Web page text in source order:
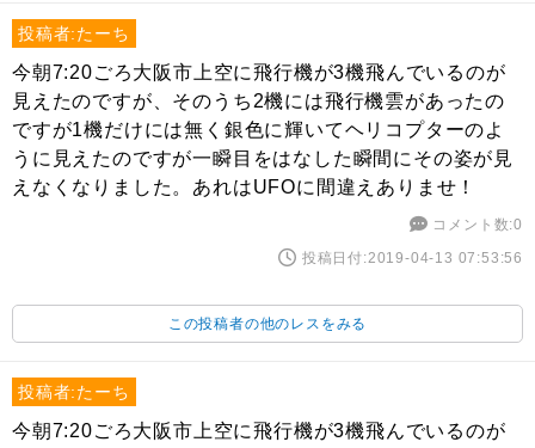
投稿者:たーち
今朝7:20ごろ大阪市上空に飛行機が3機飛んでいるのが
見えたのですが、そのうち2機には飛行機雲があったの
ですが1機だけには無く銀色に輝いてヘリコプターのよ
うに見えたのですが一瞬目をはなした瞬間にその姿が見
えなくなりました。あれはUFOに間違えありませ！
コメント数:0
投稿日付:2019-04-13 07:53:56
この投稿者の他のレスをみる
投稿者:たーち
今朝7:20ごろ大阪市上空に飛行機が3機飛んでいるのが